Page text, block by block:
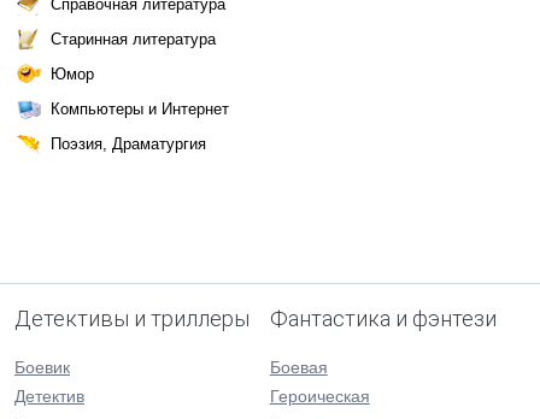
Справочная литература
Старинная литература
Юмор
Компьютеры и Интернет
Поэзия, Драматургия
Детективы и триллеры
Боевик
Детектив
Фантастика и фэнтези
Боевая
Героическая